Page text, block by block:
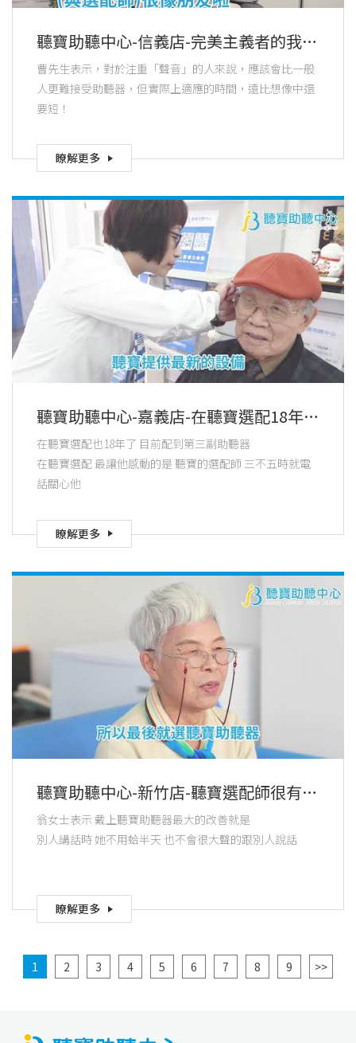
聽寶助聽中心-信義店-完美主義者的我
也對聽寶的服務與產品給予最高評價！
曹先生表示，對於注重「聲音」的人來說，應該會比一般
人更難接受助聽器，但實際上適應的時間，遠比想像中還
要短！
瞭解更多
聽寶助聽中心-嘉義店-在聽寶選配18年
最感動的是選配師三不五時的關心
在聽寶選配也18年了 目前配到第三副助聽器
在聽寶選配 最讓他感動的是 聽寶的選配師 三不五時就電
話關心他
瞭解更多
聽寶助聽中心-新竹店-聽寶選配師很有耐
心 有問題一定一次又一次不厭其煩的
告訴我怎麼解決
翁女士表示 戴上聽寶助聽器最大的改善就是
別人講話時 她不用蛤半天 也不會很大聲的跟別人說話
瞭解更多
1 2 3 4 5 6 7 8 9 >>